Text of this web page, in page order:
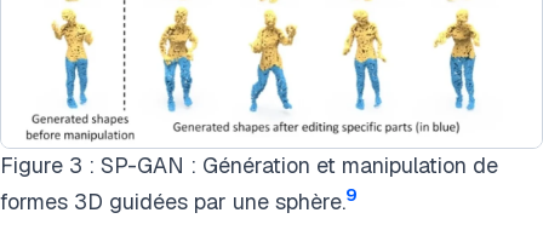
Figure 3 : SP-GAN : Génération et manipulation de
formes 3D guidées par une sphère.9